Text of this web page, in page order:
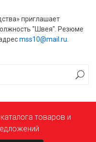
приглашает
"Швея". Резюме
mss10@mail.ru
товаров и